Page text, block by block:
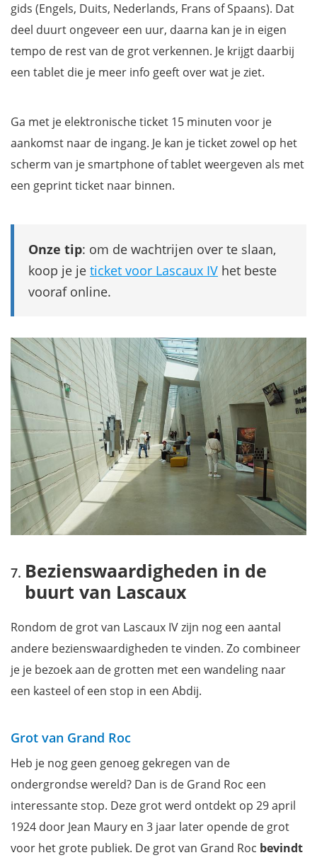
gids (Engels, Duits, Nederlands, Frans of Spaans). Dat
deel duurt ongeveer een uur, daarna kan je in eigen
tempo de rest van de grot verkennen. Je krijgt daarbij
een tablet die je meer info geeft over wat je ziet.
Ga met je elektronische ticket 15 minuten voor je
aankomst naar de ingang. Je kan je ticket zowel op het
scherm van je smartphone of tablet weergeven als met
een geprint ticket naar binnen.
Onze tip: om de wachtrijen over te slaan,
koop je je ticket voor Lascaux IV het beste
vooraf online.
Bezienswaardigheden in de
buurt van Lascaux
Rondom de grot van Lascaux IV zijn nog een aantal
andere bezienswaardigheden te vinden. Zo combineer
je je bezoek aan de grotten met een wandeling naar
een kasteel of een stop in een Abdij.
Grot van Grand Roc
Heb je nog geen genoeg gekregen van de
ondergrondse wereld? Dan is de Grand Roc een
interessante stop. Deze grot werd ontdekt op 29 april
1924 door Jean Maury en 3 jaar later opende de grot
voor het grote publiek. De grot van Grand Roc bevindt